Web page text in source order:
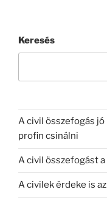
Keresés
A civil összefogás
profin csinálni
A civil összefogást
A civilek érdeke is